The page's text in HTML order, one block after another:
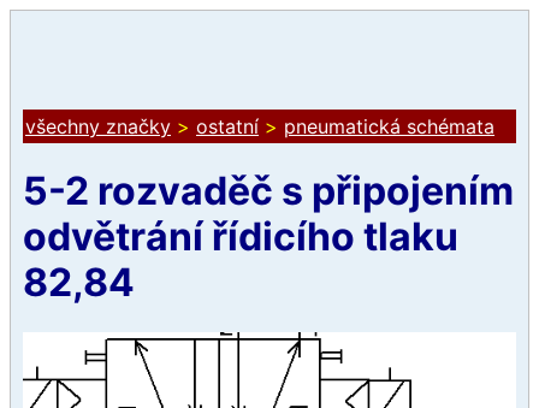
všechny značky > ostatní > pneumatická schémata
5-2 rozvaděč s připojením
odvětrání řídicího tlaku
82,84